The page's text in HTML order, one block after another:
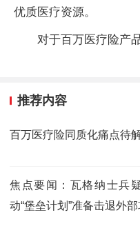
优质医疗资源。
对于百万医疗险产
推荐内容
百万医疗险同质化痛点待
焦点要闻：瓦格纳士兵
动“堡垒计划”准备击退外